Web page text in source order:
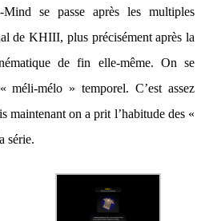
Mind se passe après les multiples
de KHIII, plus précisément après la
de fin elle-même. On se
méli-mélo » temporel. C’est assez
maintenant on a prit l’habitude des «
série.